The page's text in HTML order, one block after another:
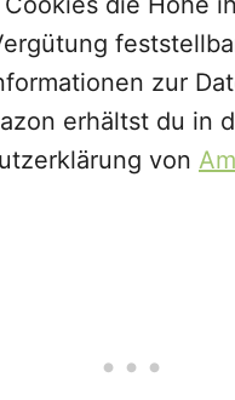
zur
erhältst du in
von